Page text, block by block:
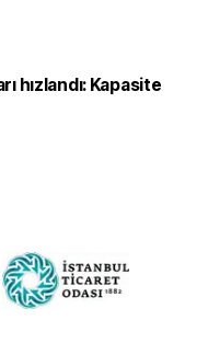
hızlandı: Kapasite